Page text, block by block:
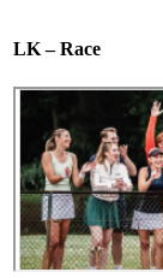
LK – Race